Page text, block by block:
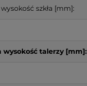
szkła [mm]:
wysokość talerzy [mm]: